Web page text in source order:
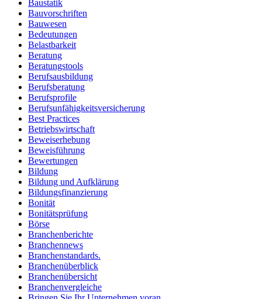
Baustatik
Bauvorschriften
Bauwesen
Bedeutungen
Belastbarkeit
Beratung
Beratungstools
Berufsausbildung
Berufsberatung
Berufsprofile
Berufsunfähigkeitsversicherung
Best Practices
Betriebswirtschaft
Beweiserhebung
Beweisführung
Bewertungen
Bildung
Bildung und Aufklärung
Bildungsfinanzierung
Bonität
Bonitätsprüfung
Börse
Branchenberichte
Branchennews
Branchenstandards.
Branchenüberblick
Branchenübersicht
Branchenvergleiche